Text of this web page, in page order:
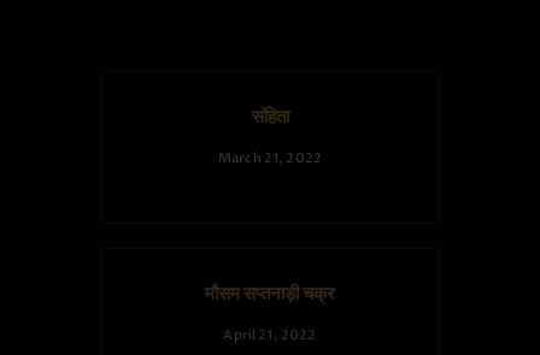
संहिता
March 21, 2022
मौसम सप्तनाड़ी चक्र
April 21, 2022